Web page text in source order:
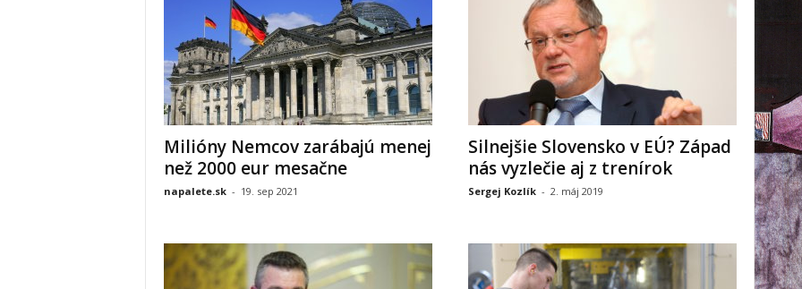
Milióny Nemcov zarábajú menej
než 2000 eur mesačne
napalete.sk - 19. sep 2021
Silnejšie Slovensko v EÚ? Západ
nás vyzlečie aj z trenírok
Sergej Kozlík - 2. máj 2019